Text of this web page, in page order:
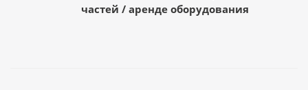
частей / аренде оборудования